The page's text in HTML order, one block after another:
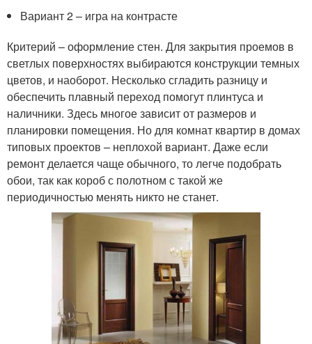
Вариант 2 – игра на контрасте
Критерий – оформление стен. Для закрытия проемов в
светлых поверхностях выбираются конструкции темных
цветов, и наоборот. Несколько сгладить разницу и
обеспечить плавный переход помогут плинтуса и
наличники. Здесь многое зависит от размеров и
планировки помещения. Но для комнат квартир в домах
типовых проектов – неплохой вариант. Даже если
ремонт делается чаще обычного, то легче подобрать
обои, так как короб с полотном с такой же
периодичностью менять никто не станет.